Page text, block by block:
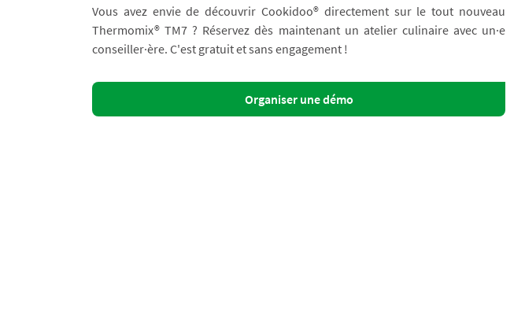
Vous avez envie de découvrir Cookidoo® directement sur le tout nouveau
Thermomix® TM7 ? Réservez dès maintenant un atelier culinaire avec un·e
conseiller·ère. C'est gratuit et sans engagement !
Organiser une démo